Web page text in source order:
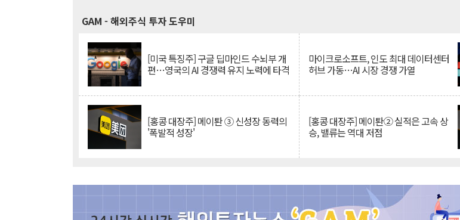
GAM - 해외주식 투자 도우미
[미국 특징주] 구글 딥마인드 수뇌부 개
편…영국의 AI 경쟁력 유지 노력에 타격
마이크로소프트, 인도 최대 데이터센터
허브 가동…AI 시장 경쟁 가열
[홍콩 대장주] 메이퇀 ③ 신성장 동력의
'폭발적 성장'
[홍콩 대장주] 메이퇀② 실적은 고속 상
승, 밸류는 역대 저점